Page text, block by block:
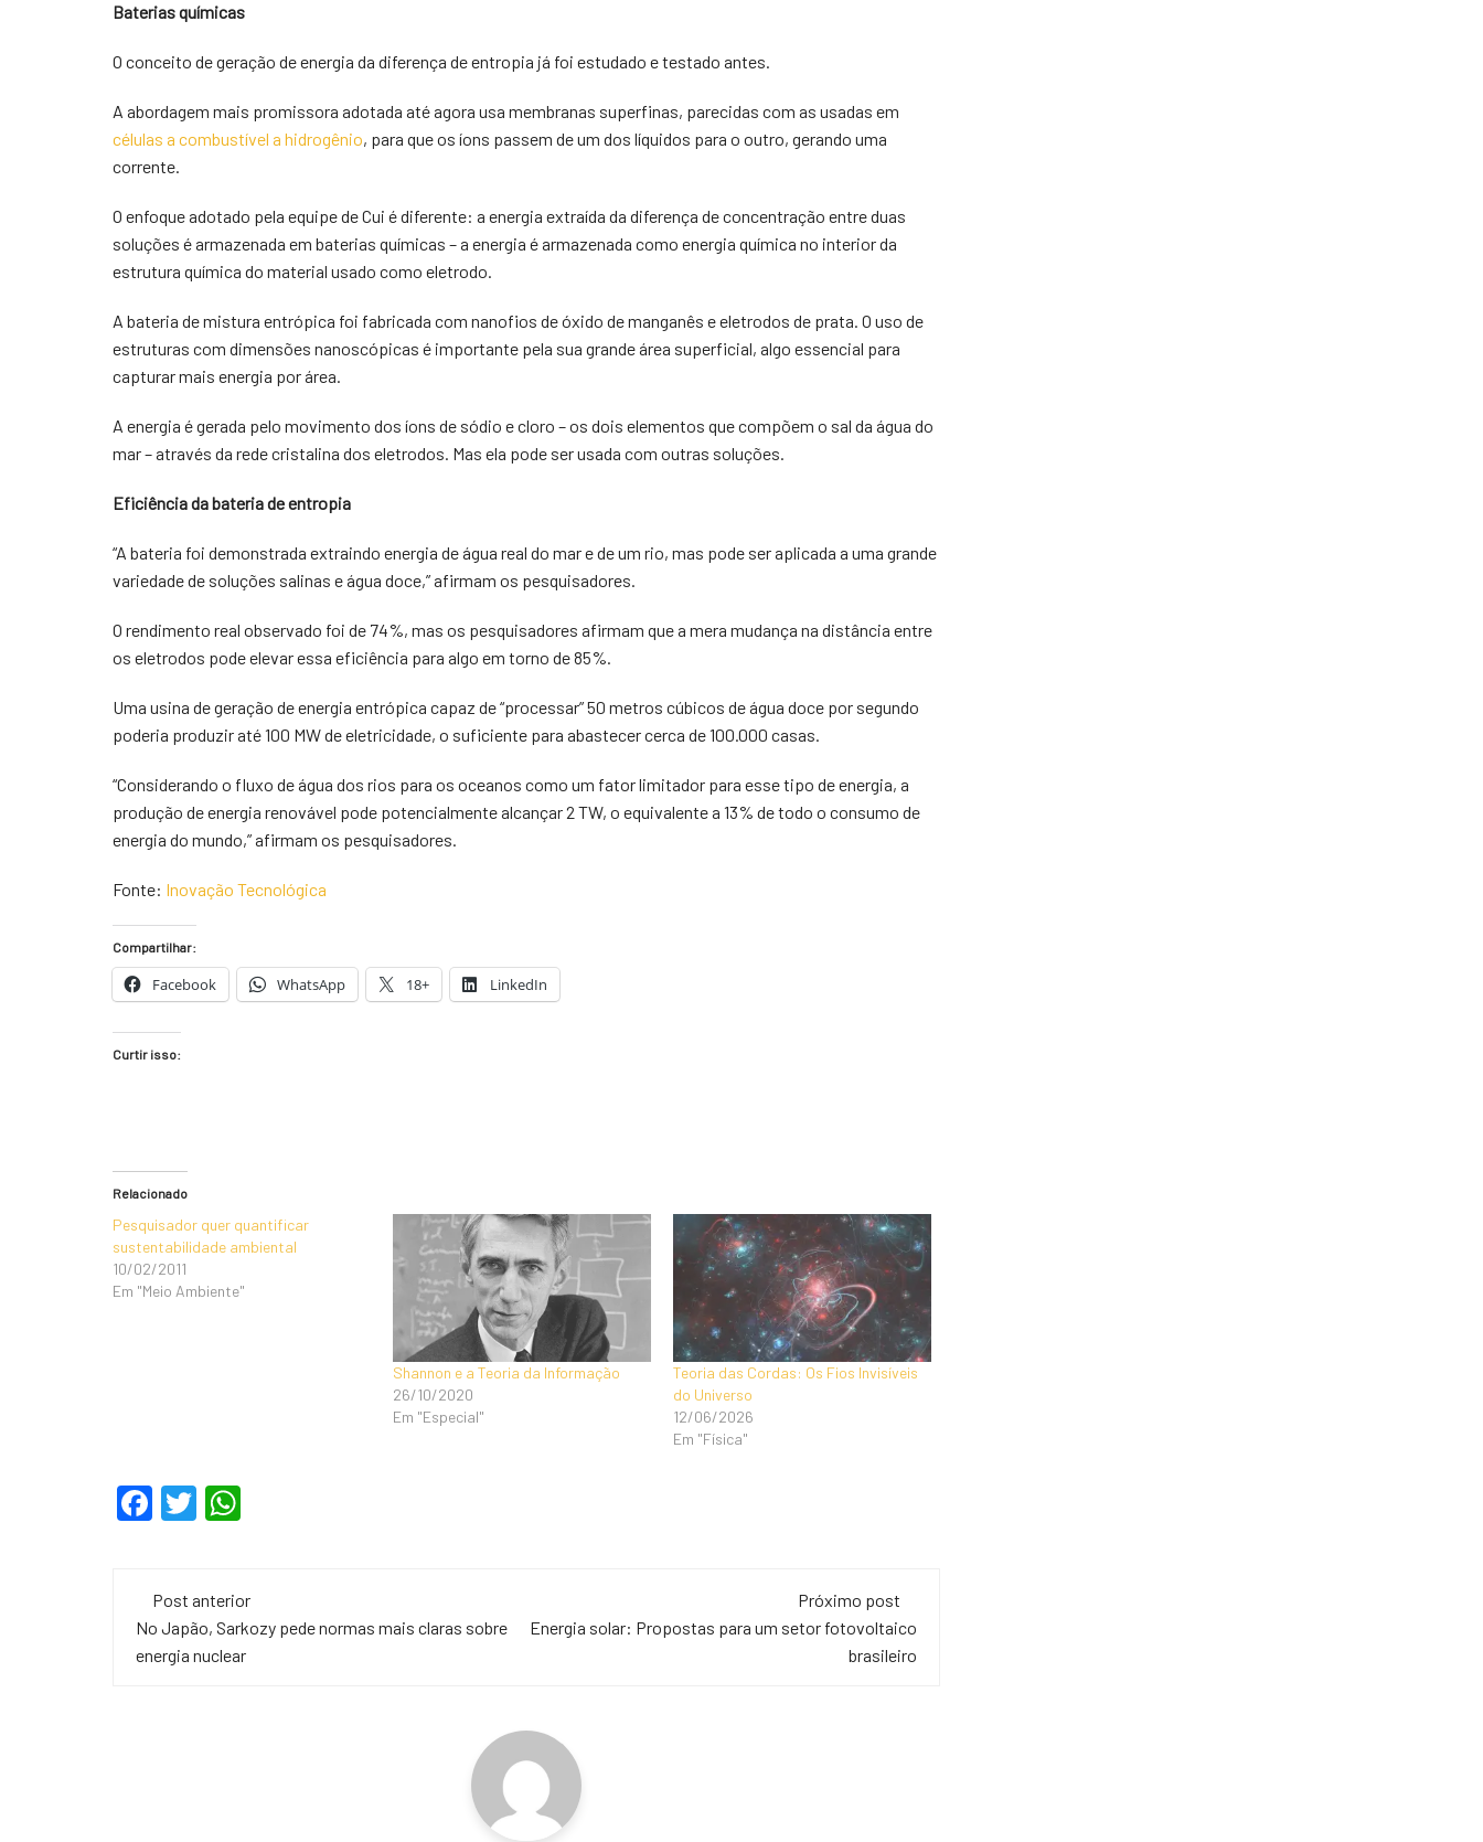
Baterias químicas
O conceito de geração de energia da diferença de entropia já foi estudado e testado antes.
A abordagem mais promissora adotada até agora usa membranas superfinas, parecidas com as usadas em
células a combustível a hidrogênio, para que os íons passem de um dos líquidos para o outro, gerando uma
corrente.
O enfoque adotado pela equipe de Cui é diferente: a energia extraída da diferença de concentração entre duas
soluções é armazenada em baterias químicas – a energia é armazenada como energia química no interior da
estrutura química do material usado como eletrodo.
A bateria de mistura entrópica foi fabricada com nanofios de óxido de manganês e eletrodos de prata. O uso de
estruturas com dimensões nanoscópicas é importante pela sua grande área superficial, algo essencial para
capturar mais energia por área.
A energia é gerada pelo movimento dos íons de sódio e cloro – os dois elementos que compõem o sal da água do
mar – através da rede cristalina dos eletrodos. Mas ela pode ser usada com outras soluções.
Eficiência da bateria de entropia
“A bateria foi demonstrada extraindo energia de água real do mar e de um rio, mas pode ser aplicada a uma grande
variedade de soluções salinas e água doce,” afirmam os pesquisadores.
O rendimento real observado foi de 74%, mas os pesquisadores afirmam que a mera mudança na distância entre
os eletrodos pode elevar essa eficiência para algo em torno de 85%.
Uma usina de geração de energia entrópica capaz de “processar” 50 metros cúbicos de água doce por segundo
poderia produzir até 100 MW de eletricidade, o suficiente para abastecer cerca de 100.000 casas.
“Considerando o fluxo de água dos rios para os oceanos como um fator limitador para esse tipo de energia, a
produção de energia renovável pode potencialmente alcançar 2 TW, o equivalente a 13% de todo o consumo de
energia do mundo,” afirmam os pesquisadores.
Fonte: Inovação Tecnológica
Compartilhar:
Facebook WhatsApp 18+ LinkedIn
Curtir isso:
Relacionado
Pesquisador quer quantificar
sustentabilidade ambiental
10/02/2011
Em "Meio Ambiente"
Shannon e a Teoria da Informação
26/10/2020
Em "Especial"
Teoria das Cordas: Os Fios Invisíveis
do Universo
12/06/2026
Em "Física"
F
e
b
o
T
er s
A
Navegação
de
Post anterior
No Japão, Sarkozy pede normas mais claras sobre
energia nuclear
Próximo post
Energia solar: Propostas para um setor fotovoltaico
brasileiro